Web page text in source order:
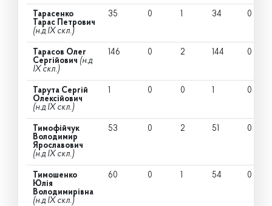
Тарасенко
Тарас Петрович
(н.д IX скл.)
35 0 1 34 0
Тарасов Олег
Сергійович (н.д
IX скл.)
146 0 2 144 0
Тарута Сергій
Олексійович
(н.д IX скл.)
1 0 0 1 0
Тимофійчук
Володимир
Ярославович
(н.д IX скл.)
53 0 2 51 0
Тимошенко
Юлія
Володимирівна
(н.д IX скл.)
60 0 1 54 0